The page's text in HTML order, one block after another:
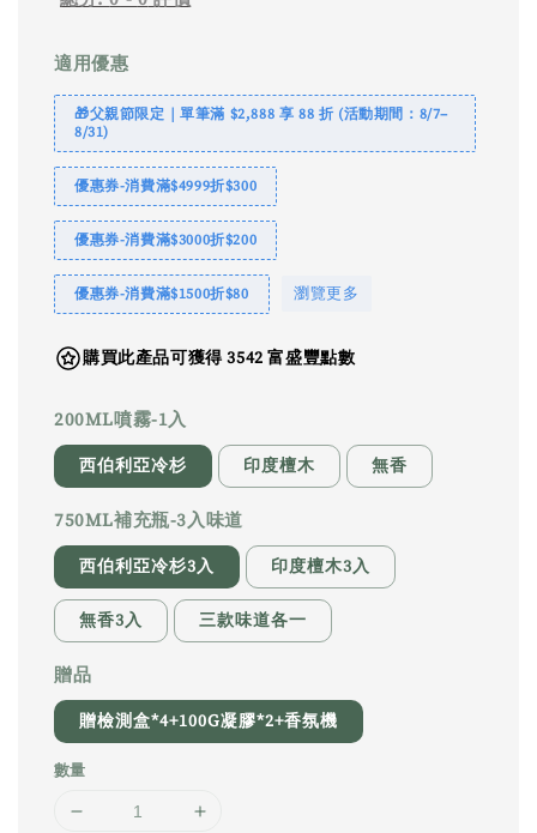
適用優惠
🎁父親節限定｜單筆滿 $2,888 享 88 折 (活動期間：8/7–
8/31)
優惠券-消費滿$4999折$300
優惠券-消費滿$3000折$200
優惠券-消費滿$1500折$80 瀏覽更多
購買此產品可獲得 3542 富盛豐點數
200ML噴霧-1入
西伯利亞冷杉 印度檀木 無香
750ML補充瓶-3入味道
西伯利亞冷杉3入 印度檀木3入
無香3入 三款味道各一
贈品
贈檢測盒*4+100G凝膠*2+香氛機
數量